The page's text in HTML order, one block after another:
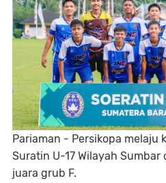
Pariaman - Persikopa melaju
Suratin U-17 Wilayah
juara grub F.